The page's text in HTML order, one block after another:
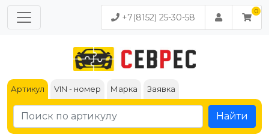
+7(8152) 25-30-58
Артикул VIN - номер Марка Заявка
Найти